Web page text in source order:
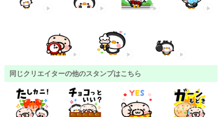
同じクリエイターの他のスタンプはこちら